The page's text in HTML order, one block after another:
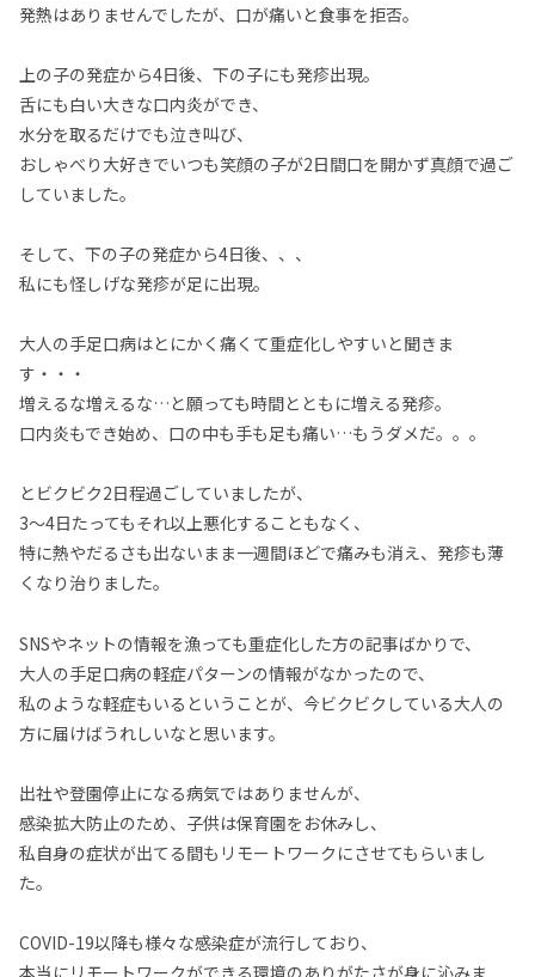
発熱はありませんでしたが、口が痛いと食事を拒否。
上の子の発症から4日後、下の子にも発疹出現。
舌にも白い大きな口内炎ができ、
水分を取るだけでも泣き叫び、
おしゃべり大好きでいつも笑顔の子が2日間口を開かず真顔で過ご
していました。
そして、下の子の発症から4日後、、、
私にも怪しげな発疹が足に出現。
大人の手足口病はとにかく痛くて重症化しやすいと聞きま
す・・・
増えるな増えるな…と願っても時間とともに増える発疹。
口内炎もでき始め、口の中も手も足も痛い…もうダメだ。。。
とビクビク2日程過ごしていましたが、
3～4日たってもそれ以上悪化することもなく、
特に熱やだるさも出ないまま一週間ほどで痛みも消え、発疹も薄
くなり治りました。
SNSやネットの情報を漁っても重症化した方の記事ばかりで、
大人の手足口病の軽症パターンの情報がなかったので、
私のような軽症もいるということが、今ビクビクしている大人の
方に届けばうれしいなと思います。
出社や登園停止になる病気ではありませんが、
感染拡大防止のため、子供は保育園をお休みし、
私自身の症状が出てる間もリモートワークにさせてもらいまし
た。
COVID-19以降も様々な感染症が流行しており、
本当にリモートワークができる環境のありがたさが身に沁みま